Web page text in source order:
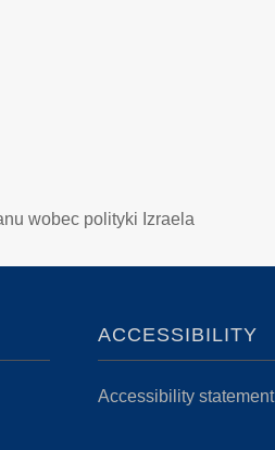
wobec polityki Izraela
ACCESSIBILITY
Accessibility statement